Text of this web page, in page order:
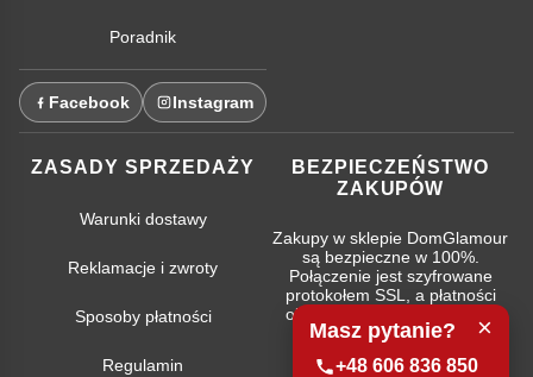
Poradnik
Facebook Instagram
ZASADY SPRZEDAŻY
Warunki dostawy
Reklamacje i zwroty
Sposoby płatności
Regulamin
BEZPIECZEŃSTWO
ZAKUPÓW
Zakupy w sklepie DomGlamour
są bezpieczne w 100%.
Połączenie jest szyfrowane
protokołem SSL, a płatności
obsługują najpopularniejsze
systemy bankowe.
×
Masz pytanie?
+48 606 836 850